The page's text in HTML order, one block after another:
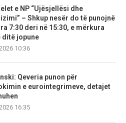
e NP “Ujësjellësi dhe
– Shkup nesër do të punojnë
7:30 deri në 15:30, e mërkura
ditë jopune
10:36
Qeveria punon për
e eurointegrimeve, detajet
16:35